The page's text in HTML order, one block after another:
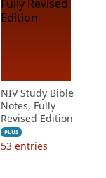
NIV Study Bible
Notes, Fully
Revised Edition
PLUS
53 entries